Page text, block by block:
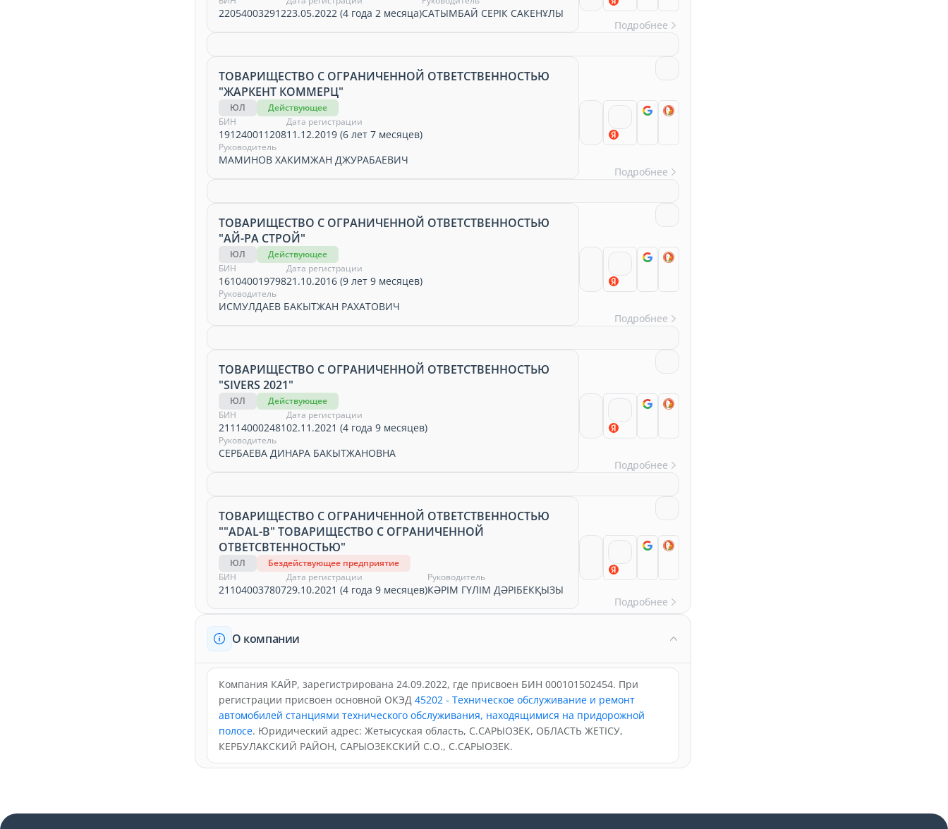
22054003291223.05.2022 (4 года 2 месяца)САТЫМБАЙ СЕРІК САКЕНҰЛЫ
Подробнее
ТОВАРИЩЕСТВО С ОГРАНИЧЕННОЙ ОТВЕТСТВЕННОСТЬЮ
"ЖАРКЕНТ КОММЕРЦ"
ЮЛ
Действующее
БИН
191240011208
Дата регистрации
11.12.2019 (6 лет 7 месяцев)
Руководитель
МАМИНОВ ХАКИМЖАН ДЖУРАБАЕВИЧ
Подробнее
ТОВАРИЩЕСТВО С ОГРАНИЧЕННОЙ ОТВЕТСТВЕННОСТЬЮ
"АЙ-РА СТРОЙ"
ЮЛ
Действующее
БИН
161040019798
Дата регистрации
21.10.2016 (9 лет 9 месяцев)
Руководитель
ИСМУЛДАЕВ БАКЫТЖАН РАХАТОВИЧ
Подробнее
ТОВАРИЩЕСТВО С ОГРАНИЧЕННОЙ ОТВЕТСТВЕННОСТЬЮ
"SIVERS 2021"
ЮЛ
Действующее
БИН
211140002481
Дата регистрации
02.11.2021 (4 года 9 месяцев)
Руководитель
СЕРБАЕВА ДИНАРА БАКЫТЖАНОВНА
Подробнее
ТОВАРИЩЕСТВО С ОГРАНИЧЕННОЙ ОТВЕТСТВЕННОСТЬЮ
""ADAL-B" ТОВАРИЩЕСТВО С ОГРАНИЧЕННОЙ
ОТВЕТСВТЕННОСТЬЮ"
ЮЛ
Бездействующее предприятие
БИН
211040037807
Дата регистрации
29.10.2021 (4 года 9 месяцев)
Руководитель
КӘРІМ ГҮЛІМ ДӘРІБЕКҚЫЗЫ
Подробнее
О компании
Компания КАЙР, зарегистрирована 24.09.2022, где присвоен БИН 000101502454. При
регистрации присвоен основной ОКЭД 45202 - Техническое обслуживание и ремонт
автомобилей станциями технического обслуживания, находящимися на придорожной
полосе. Юридический адрес: Жетысуская область, С.САРЫОЗЕК, ОБЛАСТЬ ЖЕТІСУ,
КЕРБУЛАКСКИЙ РАЙОН, САРЫОЗЕКСКИЙ С.О., С.САРЫОЗЕК.